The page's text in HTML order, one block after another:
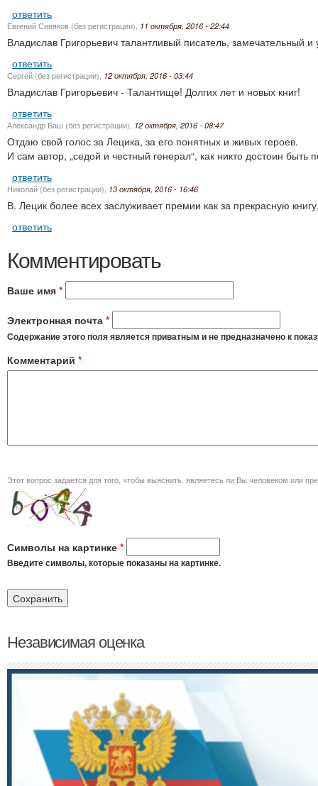
ответить
Евгений Синяков (без регистрации) 11 октября, 2016 - 22:44
Владислав Григорьевич талантливый писатель, замечательный
ответить
Сергей (без регистрации) 12 октября, 2016 - 03:44
Владислав Григорьевич - Талантище! Долгих лет и новых книг!
ответить
Александр Баш (без регистрации) 12 октября, 2016 - 08:47
Отдаю свой голос за Лецика, за его понятных и живых героев.
И сам автор, „седой и честный генерал“, как никто достоин
ответить
Николай (без регистрации) 13 октября, 2016 - 16:46
В. Лецик более всех заслуживает премии как за прекрасную
ответить
Комментировать
Ваше имя *
Электронная почта *
Содержание этого поля является приватным и не предназначено к
Комментарий *
Этот вопрос задается для того,
Символы на картинке *
Введите символы, которые показаны на картинке.
Независимая оценка